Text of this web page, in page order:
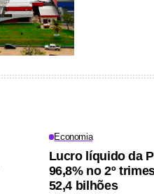
Economia
Lucro líquido da
96,8% no 2º
52,4 bilhões